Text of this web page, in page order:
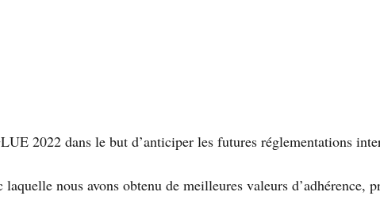
2022 dans le but d’anticiper les futures réglementations
laquelle nous avons obtenu de meilleures valeurs